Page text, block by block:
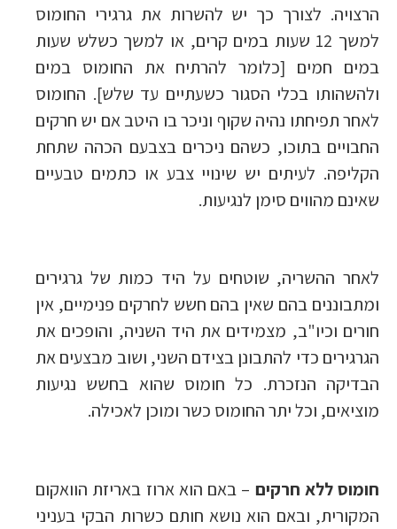
הרצויה. לצורך כך יש להשרות את גרגירי החומוס
למשך 12 שעות במים קרים, או למשך כשלש שעות
במים חמים [כלומר להרתיח את החומוס במים
ולהשהותו בכלי הסגור כשעתיים עד שלש]. החומוס
לאחר תפיחתו נהיה שקוף וניכר בו היטב אם יש חרקים
החבויים בתוכו, כשהם ניכרים בצבעם הכהה שתחת
הקליפה. לעיתים יש שינויי צבע או כתמים טבעיים
שאינם מהווים סימן לנגיעות.
לאחר ההשריה, שוטחים על היד כמות של גרגירים
ומתבוננים בהם שאין בהם חשש לחרקים פנימיים, אין
חורים וכיו"ב, מצמידים את היד השניה, והופכים את
הגרגירים כדי להתבונן בצידם השני, ושוב מבצעים את
הבדיקה הנזכרת. כל חומוס שהוא בחשש נגיעות
מוציאים, וכל יתר החומוס כשר ומוכן לאכילה.
חומוס ללא חרקים – באם הוא ארוז באריזת הוואקום
המקורית, ובאם הוא נושא חותם כשרות הבקי בעניני